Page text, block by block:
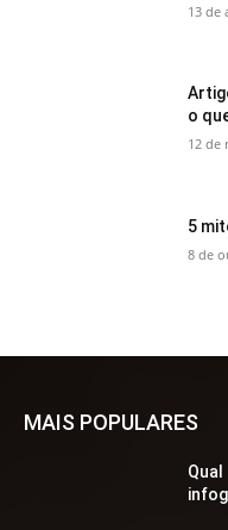
13 de
o
12 de
5
8 de
MAIS POPULARES